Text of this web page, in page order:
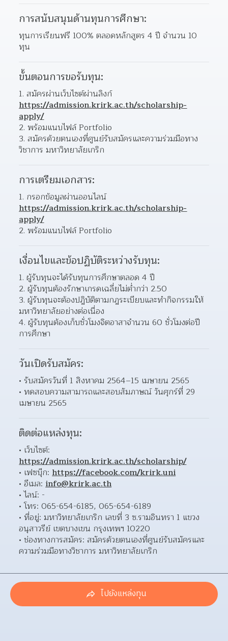
การสนับสนุนด้านทุนการศึกษา:
ทุนการเรียนฟรี 100% ตลอดหลักสูตร 4 ปี จำนวน 10
ทุน
ขั้นตอนการขอรับทุน:
สมัครผ่านเว็บไซต์ผ่านลิงก์
https://admission.krirk.ac.th/scholarship-
apply/
พร้อมแนบไฟล์ Portfolio
สมัครด้วยตนเองที่ศูนย์รับสมัครและความร่วมมือทาง
วิชาการ มหาวิทยาลัยเกริก
การเตรียมเอกสาร:
กรอกข้อมูลผ่านออนไลน์
https://admission.krirk.ac.th/scholarship-
apply/
พร้อมแนบไฟล์ Portfolio
เงื่อนไขและข้อปฏิบัติระหว่างรับทุน:
ผู้รับทุนจะได้รับทุนการศึกษาตลอด 4 ปี
ผู้รับทุนต้องรักษาเกรดเฉลี่ยไม่ต่ำกว่า 2.50
ผู้รับทุนจะต้องปฎิบัติตามกฎระเบียบและทำกิจกรรมให้
มหาวิทยาลัยอย่างต่อเนื่อง
ผู้รับทุนต้องเก็บชั่วโมงจิตอาสาจำนวน 60 ชั่วโมงต่อปี
การศึกษา
วันเปิดรับสมัคร:
รับสมัครวันที่ 1 สิงหาคม 2564–15 เมษายน 2565
ทดสอบความสามารถและสอบสัมภาษณ์ วันศุกร์ที่ 29
เมษายน 2565
ติดต่อแหล่งทุน:
https://admission.krirk.ac.th/scholarship/
เฟซบุ๊ก: https://facebook.com/krirk.uni
อีเมล: info@krirk.ac.th
ไลน์: -
โทร: 065-654-6185, 065-654-6189
ที่อยู่: มหาวิทยาลัยเกริก เลขที่ 3 ซ.รามอินทรา 1 แขวง
อนุสาวรีย์ เขตบางเขน กรุงเทพฯ 10220
ช่องทางการสมัคร: สมัครด้วยตนเองที่ศูนย์รับสมัครและ
ความร่วมมือทางวิชาการ มหาวิทยาลัยเกริก
ไปยังแหล่งทุน